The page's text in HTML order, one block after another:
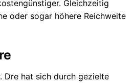
Gleichzeitig
oder sogar höhere Reichweite
Dre hat sich durch gezielte